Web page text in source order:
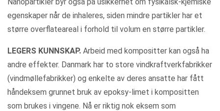
egenskaper når de inhaleres, siden mindre partikler har et
større overflateareal i forhold til volum en større partikler.
LEGERS KUNNSKAP. Arbeid med kompositter kan også ha
andre effekter. Danmark har to store vindkraftverkfabrikker
(vindmøllefabrikker) og enkelte av deres ansatte har fått
håndeksem grunnet bruk av epoksy-limet i kompositten
som brukes i vingene. Nå er riktig nok eksem som